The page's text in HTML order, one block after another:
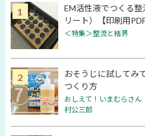
EM活性液でつくる
リート）【印刷用PDF
＜特集＞整流と結界
おそうじに試してみ
つくり方
おしえて！いまむらさ
村公三郎